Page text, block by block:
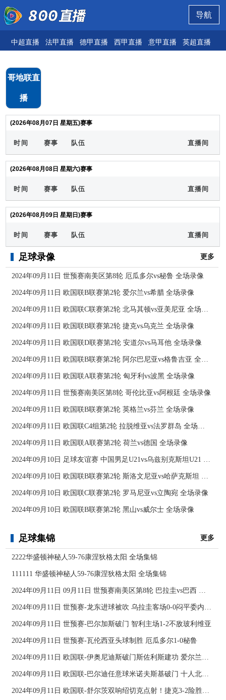
导航
中超直播 法甲直播 德甲直播 西甲直播 意甲直播 英超直播
哥地联直
播
(2026年08月07日 星期五)赛事
时间 赛事 队伍 直播间
(2026年08月08日 星期六)赛事
时间 赛事 队伍 直播间
(2026年08月09日 星期日)赛事
时间 赛事 队伍 直播间
足球录像 更多
2024年09月11日 世预赛南美区第8轮 厄瓜多尔vs秘鲁 全场录像
2024年09月11日 欧国联B联赛第2轮 爱尔兰vs希腊 全场录像
2024年09月11日 欧国联C联赛第2轮 北马其顿vs亚美尼亚 全场录像
2024年09月11日 欧国联B联赛第2轮 捷克vs乌克兰 全场录像
2024年09月11日 欧国联D联赛第2轮 安道尔vs马耳他 全场录像
2024年09月11日 欧国联B联赛第2轮 阿尔巴尼亚vs格鲁吉亚 全场录像
2024年09月11日 欧国联A联赛第2轮 匈牙利vs波黑 全场录像
2024年09月11日 世预赛南美区第8轮 哥伦比亚vs阿根廷 全场录像
2024年09月11日 欧国联B联赛第2轮 英格兰vs芬兰 全场录像
2024年09月11日 欧国联C4组第2轮 拉脱维亚vs法罗群岛 全场录像
2024年09月11日 欧国联A联赛第2轮 荷兰vs德国 全场录像
2024年09月10日 足球友谊赛 中国男足U21vs乌兹别克斯坦U21 全场录像
2024年09月10日 欧国联B联赛第2轮 斯洛文尼亚vs哈萨克斯坦 全场录像
2024年09月10日 欧国联C联赛第2轮 罗马尼亚vs立陶宛 全场录像
2024年09月10日 欧国联B联赛第2轮 黑山vs威尔士 全场录像
足球集锦 更多
2222华盛顿神秘人59-76康涅狄格太阳 全场集锦
111111 华盛顿神秘人59-76康涅狄格太阳 全场集锦
2024年09月11日 09月11日 世预赛南美区第8轮 巴拉圭vs巴西 进球
2024年09月11日 世预赛-龙东进球被吹 乌拉圭客场0-0闷平委内瑞拉
2024年09月11日 世预赛-巴尔加斯破门 智利主场1-2不敌玻利维亚
2024年09月11日 世预赛-瓦伦西亚头球制胜 厄瓜多尔1-0秘鲁
2024年09月11日 欧国联-伊奥尼迪斯破门斯佐利斯建功 爱尔兰0-2希腊
2024年09月11日 欧国联-巴尔迪任意球米诺夫斯基破门 十人北马其顿2-0亚美尼亚
2024年09月11日 欧国联-舒尔茨双响绍切克点射！捷克3-2险胜乌克兰